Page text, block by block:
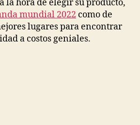
la hora de elegir su producto,
mundial 2022 como de
lugares para encontrar
a costos geniales.